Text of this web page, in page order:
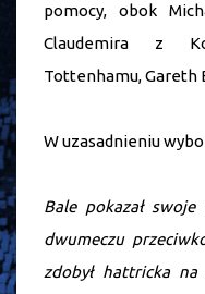
pomocy, obok
Claudemira z
Tottenhamu, Gareth
W uzasadnieniu
Bale pokazał
dwumeczu
zdobył hattricka